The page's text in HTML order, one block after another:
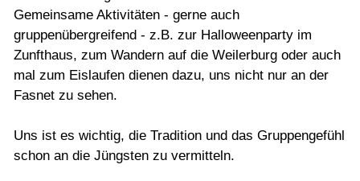
Gemeinsame Aktivitäten - gerne auch
gruppenübergreifend - z.B. zur Halloweenparty im
Zunfthaus, zum Wandern auf die Weilerburg oder auch
mal zum Eislaufen dienen dazu, uns nicht nur an der
Fasnet zu sehen.
Uns ist es wichtig, die Tradition und das Gruppengefühl
schon an die Jüngsten zu vermitteln.